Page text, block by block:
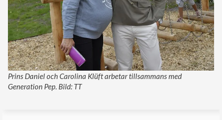
Prins Daniel och Carolina Klüft arbetar tillsammans med
Generation Pep. Bild: TT